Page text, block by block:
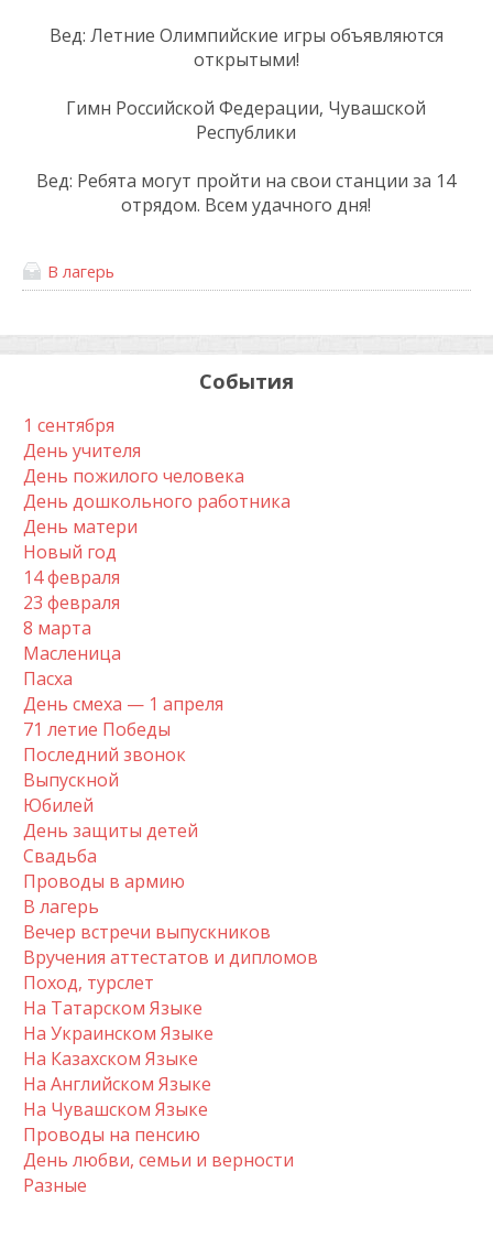
Вед: Летние Олимпийские игры объявляются
открытыми!
Гимн Российской Федерации, Чувашской
Республики
Вед: Ребята могут пройти на свои станции за 14
отрядом. Всем удачного дня!
В лагерь
События
1 сентября
День учителя
День пожилого человека
День дошкольного работника
День матери
Новый год
14 февраля
23 февраля
8 марта
Масленица
Пасха
День смеха — 1 апреля
71 летие Победы
Последний звонок
Выпускной
Юбилей
День защиты детей
Свадьба
Проводы в армию
В лагерь
Вечер встречи выпускников
Вручения аттестатов и дипломов
Поход, турслет
На Татарском Языке
На Украинском Языке
На Казахском Языке
На Английском Языке
На Чувашском Языке
Проводы на пенсию
День любви, семьи и верности
Разные